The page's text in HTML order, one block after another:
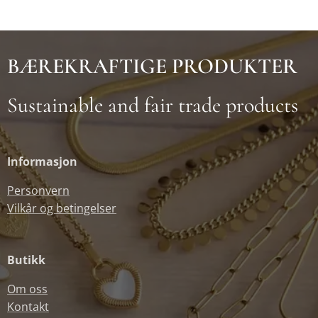
BÆREKRAFTIGE PRODUKTER
Sustainable and fair trade products
Informasjon
Personvern
Vilkår og betingelser
Butikk
Om oss
Kontakt